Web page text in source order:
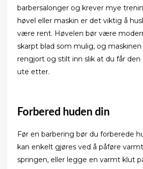
barbersalonger og krever mye
høvel eller maskin er det viktig å
være rent. Høvelen bør være
skarpt blad som mulig, og
rengjort og stilt inn slik at du får den
ute etter.
Forbered huden din
Før en barbering bør du forberede
kan enkelt gjøres ved å påføre
springen, eller legge en varmt klut